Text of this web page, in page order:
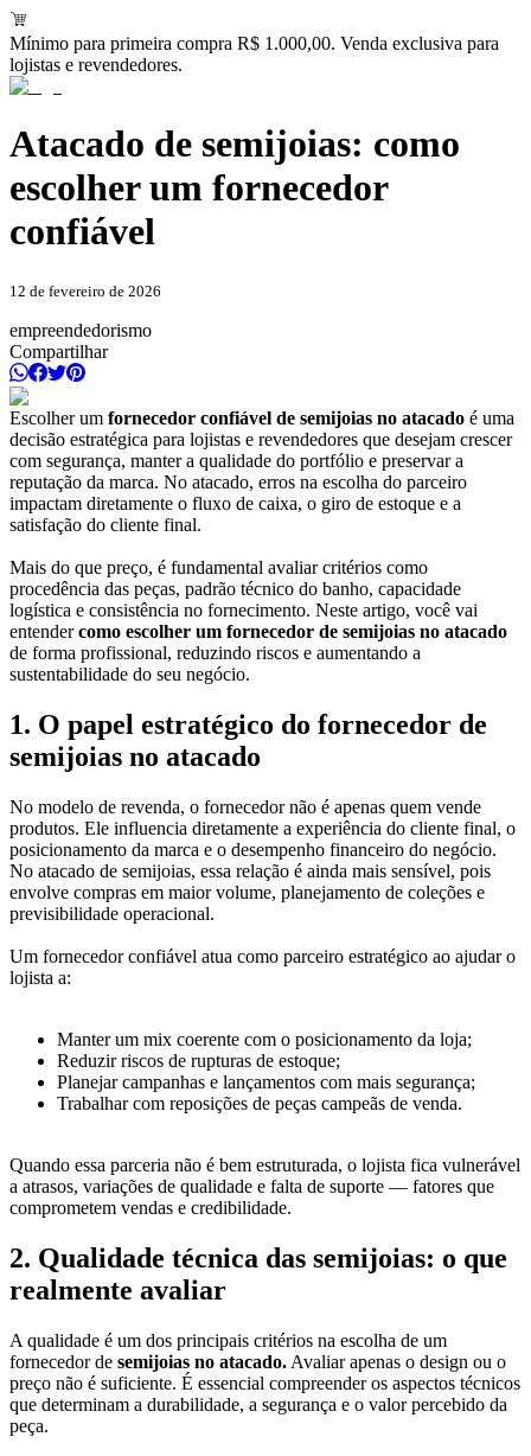
Mínimo para primeira compra R$ 1.000,00. Venda exclusiva para
lojistas e revendedores.
Atacado de semijoias: como
escolher um fornecedor
confiável
12 de fevereiro de 2026
empreendedorismo
Compartilhar
Escolher um fornecedor confiável de semijoias no atacado é uma
decisão estratégica para lojistas e revendedores que desejam crescer
com segurança, manter a qualidade do portfólio e preservar a
reputação da marca. No atacado, erros na escolha do parceiro
impactam diretamente o fluxo de caixa, o giro de estoque e a
satisfação do cliente final.
Mais do que preço, é fundamental avaliar critérios como
procedência das peças, padrão técnico do banho, capacidade
logística e consistência no fornecimento. Neste artigo, você vai
entendercomo escolher um fornecedor de semijoias no atacado
de forma profissional, reduzindo riscos e aumentando a
sustentabilidade do seu negócio.
1. O papel estratégico do fornecedor de
semijoias no atacado
No modelo de revenda, o fornecedor não é apenas quem vende
produtos. Ele influencia diretamente a experiência do cliente final, o
posicionamento da marca e o desempenho financeiro do negócio.
No atacado de semijoias, essa relação é ainda mais sensível, pois
envolve compras em maior volume, planejamento de coleções e
previsibilidade operacional.
Um fornecedor confiável atua como parceiro estratégico ao ajudar o
lojista a:
Manter um mix coerente com o posicionamento da loja;
Reduzir riscos de rupturas de estoque;
Planejar campanhas e lançamentos com mais segurança;
Trabalhar com reposições de peças campeãs de venda.
Quando essa parceria não é bem estruturada, o lojista fica vulnerável
a atrasos, variações de qualidade e falta de suporte — fatores que
comprometem vendas e credibilidade.
2. Qualidade técnica das semijoias: o que
realmente avaliar
A qualidade é um dos principais critérios na escolha de um
fornecedor de semijoias no atacado. Avaliar apenas o design ou o
preço não é suficiente. É essencial compreender os aspectos técnicos
que determinam a durabilidade, a segurança e o valor percebido da
peça.